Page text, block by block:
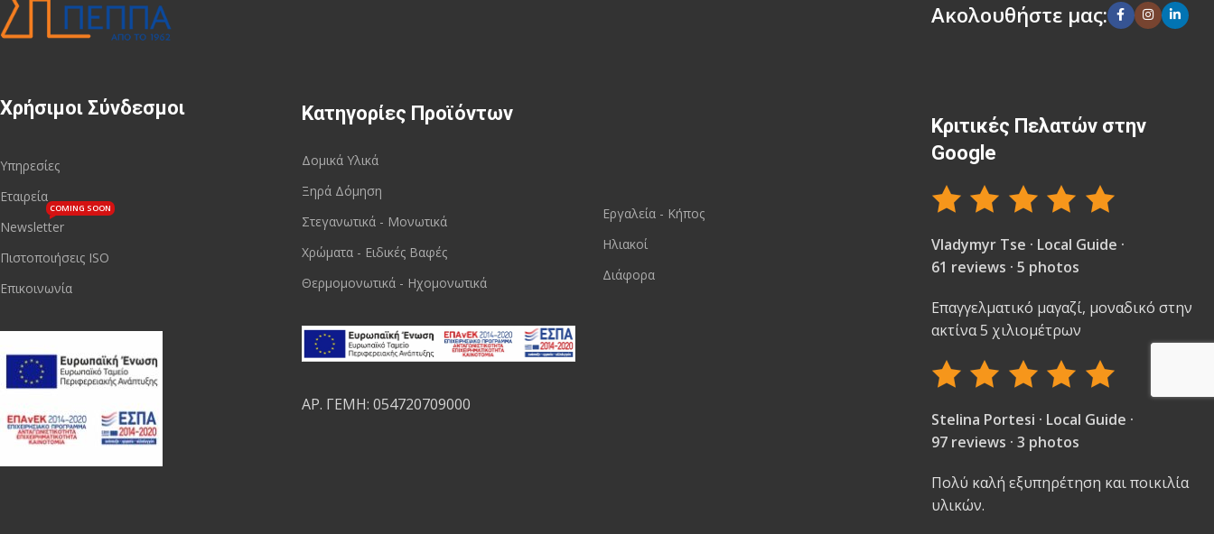
Χρήσιμοι Σύνδεσμοι
Υπηρεσίες
Εταιρεία
Newsletter
COMING SOON
Πιστοποιήσεις ISO
Επικοινωνία
Κατηγορίες Προϊόντων
Δομικά Υλικά
Ξηρά Δόμηση
Στεγανωτικά - Μονωτικά
Χρώματα - Ειδικές Βαφές
Θερμομονωτικά - Ηχομονωτικά
ΑΡ. ΓΕΜΗ: 054720709000
Εργαλεία - Κήπος
Ηλιακοί
Διάφορα
Ακολουθήστε μας:
Κριτικές Πελατών στην
Google
Vladymyr Tse · Local Guide ·
61 reviews · 5 photos
Επαγγελματικό μαγαζί, μοναδικό στην
ακτίνα 5 χιλιομέτρων
Stelina Portesi · Local Guide ·
97 reviews · 3 photos
Πολύ καλή εξυπηρέτηση και ποικιλία
υλικών.